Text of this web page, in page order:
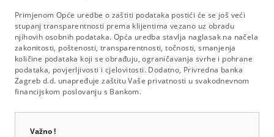
Primjenom Opće uredbe o zaštiti podataka postići će se još veći
stupanj transparentnosti prema klijentima vezano uz obradu
njihovih osobnih podataka. Opća uredba stavlja naglasak na načela
zakonitosti, poštenosti, transparentnosti, točnosti, smanjenja
količine podataka koji se obrađuju, ograničavanja svrhe i pohrane
podataka, povjerljivosti i cjelovitosti. Dodatno, Privredna banka
Zagreb d.d. unapređuje zaštitu Vaše privatnosti u svakodnevnom
financijskom poslovanju s Bankom.
Važno !